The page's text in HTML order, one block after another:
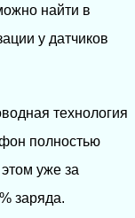
найти в
у датчиков
технология
полностью
уже за
заряда.